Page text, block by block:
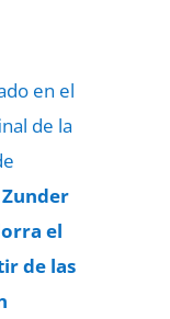
en el
de la
Zunder
el
de las